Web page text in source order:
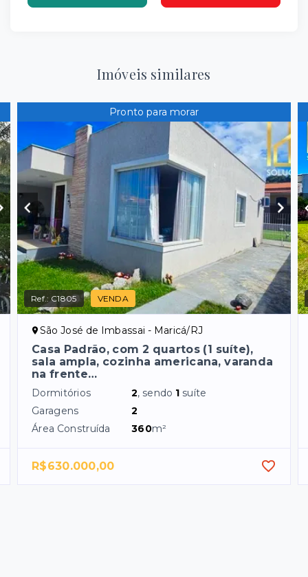
Imóveis similares
Pronto para morar
Ref.:C1805 VENDA
São José de Imbassai - Maricá/RJ
Casa Padrão, com 2 quartos (1 suíte),
sala ampla, cozinha americana, varanda
na frente…
Dormitórios 2, sendo 1 suíte
Garagens
2
Área Construída
360m²
R$630.000,00